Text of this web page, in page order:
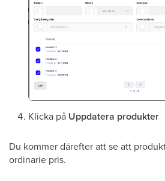
Klicka på Uppdatera produkter
Du kommer därefter att se att
ordinarie pris.